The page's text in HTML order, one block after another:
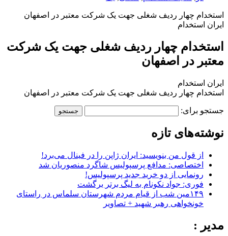
استخدام چهار ردیف شغلی جهت یک شرکت معتبر در اصفهان
ایران استخدام
استخدام چهار ردیف شغلی جهت یک شرکت
معتبر در اصفهان
ایران استخدام
استخدام چهار ردیف شغلی جهت یک شرکت معتبر در اصفهان
جستجو برای:
نوشته‌های تازه
از قول من بنویسید: ایران ژاپن را در فینال می‌برد!
اختصاصی: مدافع پرسپولیس شاگرد منصوریان شد
رونمایی از دو خرید جدید پرسپولیس!
فوری: جواد نکونام به لیگ برتر برگشت
۱۴۹مین شب از قیام مردم شهرستان سلماس در راستای
خونخواهی رهبر شهید + تصاویر
مدیر :